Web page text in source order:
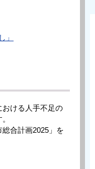
」
ける人手不足の
合計画2025」を